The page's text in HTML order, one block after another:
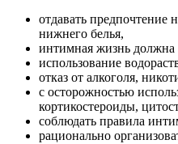
отдавать предпочтение
нижнего белья,
интимная жизнь должна
использование
отказ от алкоголя,
с осторожностью
кортикостероиды,
соблюдать правила
рационально